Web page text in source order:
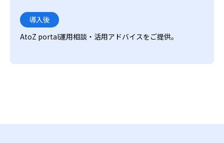
導入後
AtoZ portal運用相談・活用アドバイスをご提供。